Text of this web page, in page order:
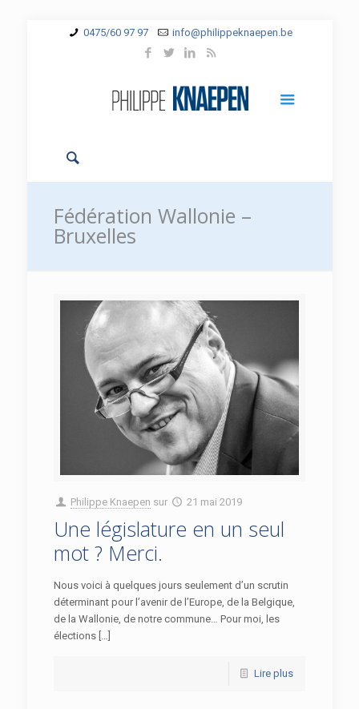
0475/60 97 97 info@philippeknaepen.be
Fédération Wallonie –
Bruxelles
Philippe Knaepen sur 21 mai 2019
Une législature en un seul
mot ? Merci.
Nous voici à quelques jours seulement d’un scrutin
déterminant pour l’avenir de l’Europe, de la Belgique,
de la Wallonie, de notre commune… Pour moi, les
élections […]
Lire plus